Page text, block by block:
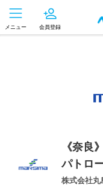
メニュー 会員登録
《奈良
パトロ
株式会社丸